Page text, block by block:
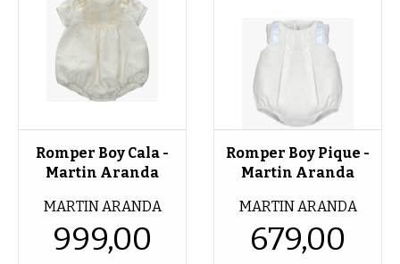
Romper Boy Cala -
Martin Aranda
MARTIN ARANDA
999,00
Romper Boy Pique -
Martin Aranda
MARTIN ARANDA
679,00